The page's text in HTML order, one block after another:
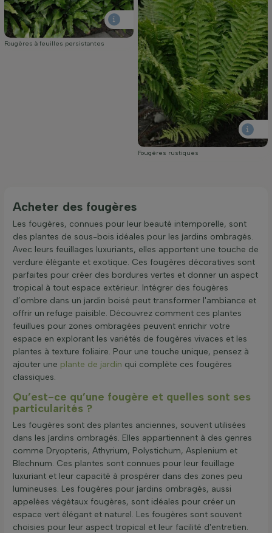
Fougères à feuilles persistantes
Fougères rustiques
Acheter des fougères
Les fougères, connues pour leur beauté intemporelle, sont
des plantes de sous-bois idéales pour les jardins ombragés.
Avec leurs feuillages luxuriants, elles apportent une touche de
verdure élégante et exotique. Ces fougères décoratives sont
parfaites pour créer des bordures vertes et donner un aspect
tropical à tout espace extérieur. Intégrer des fougères
d’ombre dans un jardin boisé peut transformer l'ambiance et
offrir un refuge paisible. Découvrez comment ces plantes
feuillues pour zones ombragées peuvent enrichir votre
espace en explorant les variétés de fougères vivaces et les
plantes à texture foliaire. Pour une touche unique, pensez à
ajouter une plante de jardin qui complète ces fougères
classiques.
Qu’est-ce qu’une fougère et quelles sont ses
particularités ?
Les fougères sont des plantes anciennes, souvent utilisées
dans les jardins ombragés. Elles appartiennent à des genres
comme Dryopteris, Athyrium, Polystichum, Asplenium et
Blechnum. Ces plantes sont connues pour leur feuillage
luxuriant et leur capacité à prospérer dans des zones peu
lumineuses. Les fougères pour jardins ombragés, aussi
appelées végétaux fougères, sont idéales pour créer un
espace vert élégant et naturel. Les fougères sont souvent
choisies pour leur aspect tropical et leur facilité d'entretien.